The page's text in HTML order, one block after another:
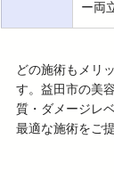
ー両
どの施術もメリ
す。益田市の美容
質・ダメージレ
最適な施術をご